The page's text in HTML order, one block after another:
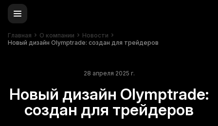
Главная О компании
Новости
Новый дизайн Olymptrade: создан для трейдеров
28 апреля 2025 г.
Новый дизайн Olymptrade:
создан для трейдеров